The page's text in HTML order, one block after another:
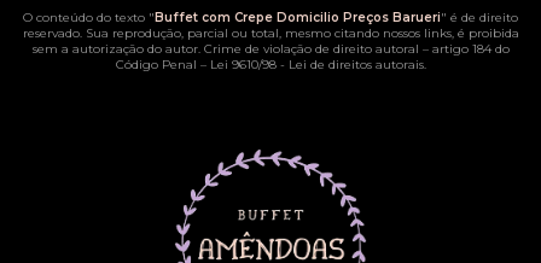
O conteúdo do texto " Buffet com Crepe Domicilio Preços Barueri" é de direito
reservado. Sua reprodução, parcial ou total, mesmo citando nossos links, é proibida
sem a autorização do autor. Crime de violação de direito autoral – artigo 184 do
Código Penal – Lei 9610/98 - Lei de direitos autorais.